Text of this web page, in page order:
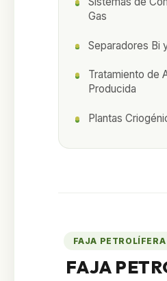
Gas
Separadores Bi
Tratamiento de
Producida
Plantas
FAJA
FAJA